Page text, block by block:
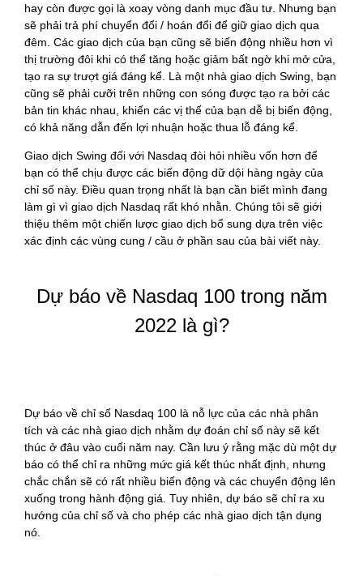
hay còn được gọi là xoay vòng danh mục đầu tư. Nhưng bạn
sẽ phải trả phí chuyển đổi / hoán đổi để giữ giao dịch qua
đêm. Các giao dịch của bạn cũng sẽ biến động nhiều hơn vì
thị trường đôi khi có thể tăng hoặc giảm bất ngờ khi mở cửa,
tạo ra sự trượt giá đáng kể. Là một nhà giao dịch Swing, bạn
cũng sẽ phải cưỡi trên những con sóng được tạo ra bởi các
bản tin khác nhau, khiến các vị thế của bạn dễ bị biến động,
có khả năng dẫn đến lợi nhuận hoặc thua lỗ đáng kể.
Giao dịch Swing đối với Nasdaq đòi hỏi nhiều vốn hơn để
bạn có thể chịu được các biến động dữ dội hàng ngày của
chỉ số này. Điều quan trọng nhất là bạn cần biết mình đang
làm gì vì giao dịch Nasdaq rất khó nhằn. Chúng tôi sẽ giới
thiệu thêm một chiến lược giao dịch bổ sung dựa trên việc
xác định các vùng cung / cầu ở phần sau của bài viết này.
Dự báo về Nasdaq 100 trong năm
2022 là gì?
Dự báo về chỉ số Nasdaq 100 là nỗ lực của các nhà phân
tích và các nhà giao dịch nhằm dự đoán chỉ số này sẽ kết
thúc ở đâu vào cuối năm nay. Cần lưu ý rằng mặc dù một dự
báo có thể chỉ ra những mức giá kết thúc nhất định, nhưng
chắc chắn sẽ có rất nhiều biến động và các chuyển động lên
xuống trong hành động giá. Tuy nhiên, dự báo sẽ chỉ ra xu
hướng của chỉ số và cho phép các nhà giao dịch tận dụng
nó.